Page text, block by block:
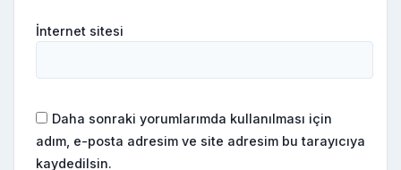
İnternet sitesi
Daha sonraki yorumlarımda kullanılması için
adım, e-posta adresim ve site adresim bu tarayıcıya
kaydedilsin.